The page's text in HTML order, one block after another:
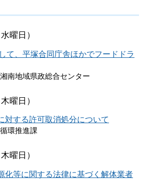
曜日）
て、平塚合同庁舎ほかでフードドラ
南地域県政総合センター
曜日）
対する許可取消処分について
環推進課
曜日）
化等に関する法律に基づく解体業者